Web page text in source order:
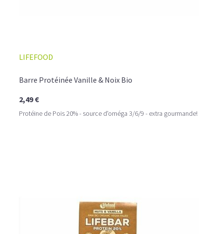
LIFEFOOD
Barre Protéinée Vanille & Noix Bio
2,49 €
Protéine de Pois 20% - source d'oméga 3/6/9 - extra gourmande!